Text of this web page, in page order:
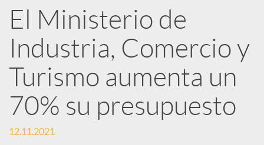
R
e
d
e
El Ministerio de
Industria, Comercio y
Turismo aumenta un
70% su presupuesto
12.11.2021